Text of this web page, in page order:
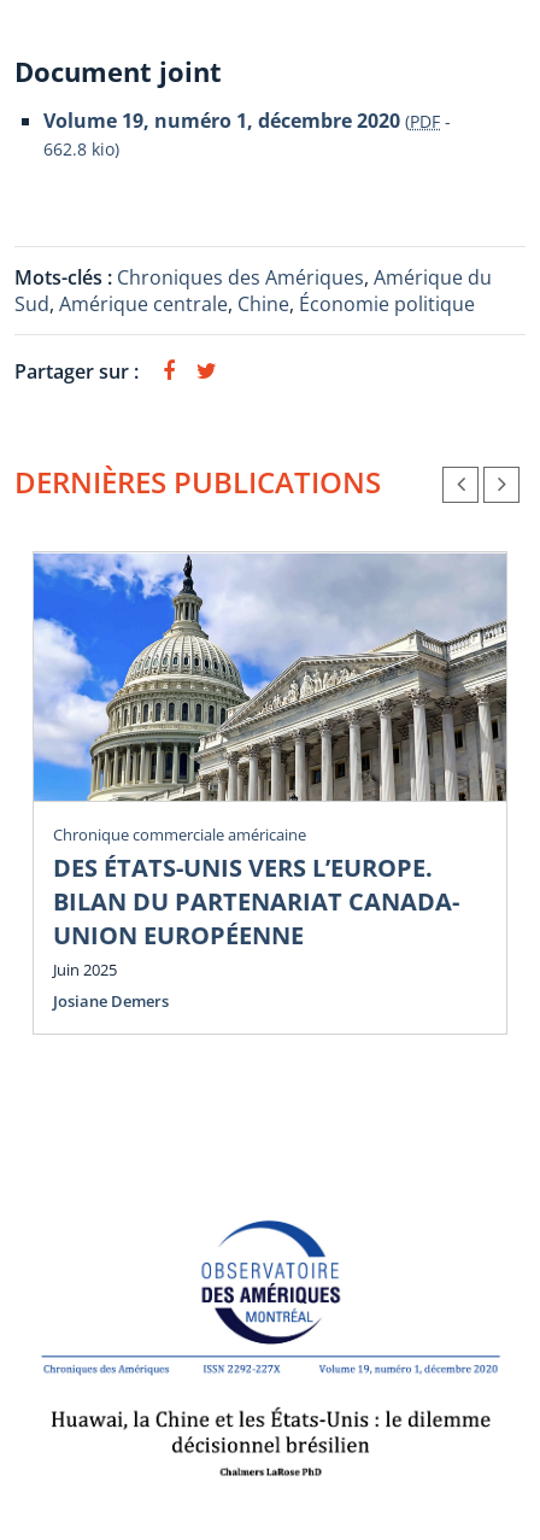
Document joint
Volume 19, numéro 1, décembre 2020 (PDF -
662.8 kio)
Mots-clés : Chroniques des Amériques, Amérique du
Sud, Amérique centrale, Chine, Économie politique
Partager sur :
DERNIÈRES PUBLICATIONS
Chronique commerciale américaine
DES ÉTATS-UNIS VERS L’EUROPE.
BILAN DU PARTENARIAT CANADA-
UNION EUROPÉENNE
Juin 2025
Josiane Demers